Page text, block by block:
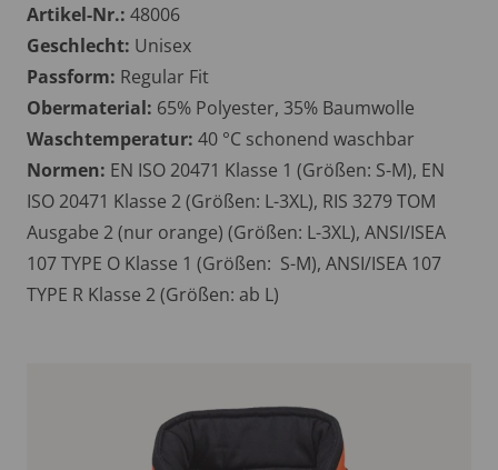
Artikel-Nr.: 48006
Geschlecht: Unisex
Passform: Regular Fit
Obermaterial: 65% Polyester, 35% Baumwolle
Waschtemperatur: 40 °C schonend waschbar
Normen: EN ISO 20471 Klasse 1 (Größen: S-M), EN
ISO 20471 Klasse 2 (Größen: L-3XL), RIS 3279 TOM
Ausgabe 2 (nur orange) (Größen: L-3XL), ANSI/ISEA
107 TYPE O Klasse 1 (Größen: S-M), ANSI/ISEA 107
TYPE R Klasse 2 (Größen: ab L)